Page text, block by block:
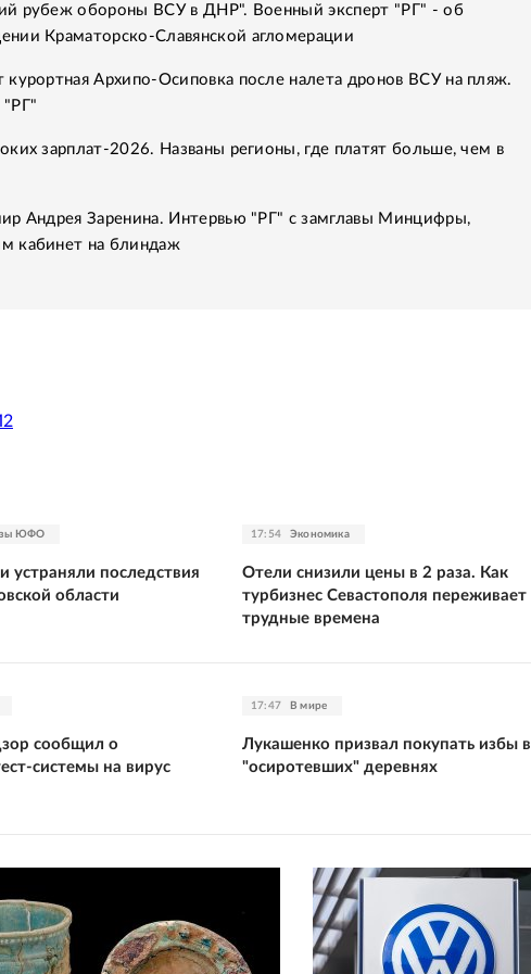
рубеж обороны ВСУ в ДНР". Военный эксперт "РГ" - об
Краматорско-Славянской агломерации
курортная Архипо-Осиповка после налета дронов ВСУ на пляж.
"РГ"
зарплат-2026. Названы регионы, где платят больше, чем в
Андрея Заренина. Интервью "РГ" с замглавы Минцифры,
кабинет на блиндаж
ЮФО
устраняли последствия
области
17:54 Экономика
Отели снизили цены в 2 раза. Как
турбизнес Севастополя переживает
трудные времена
сообщил о
системы на вирус
17:47 В мире
Лукашенко призвал покупать избы в
"осиротевших" деревнях